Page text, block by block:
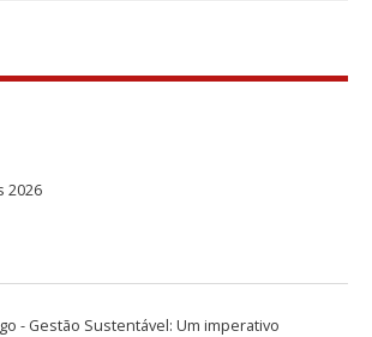
2026
- Gestão Sustentável: Um imperativo